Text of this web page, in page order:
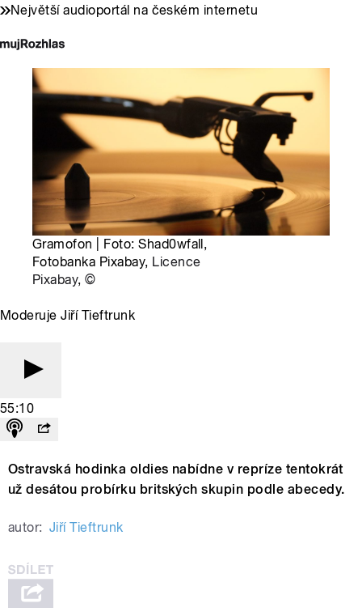
Největší audioportál na českém internetu
Gramofon | Foto: Shad0wfall,
Fotobanka Pixabay, Licence
Pixabay,©
Moderuje Jiří Tieftrunk
55:10
Ostravská hodinka oldies nabídne v repríze tentokrát
už desátou probírku britských skupin podle abecedy.
autor: Jiří Tieftrunk